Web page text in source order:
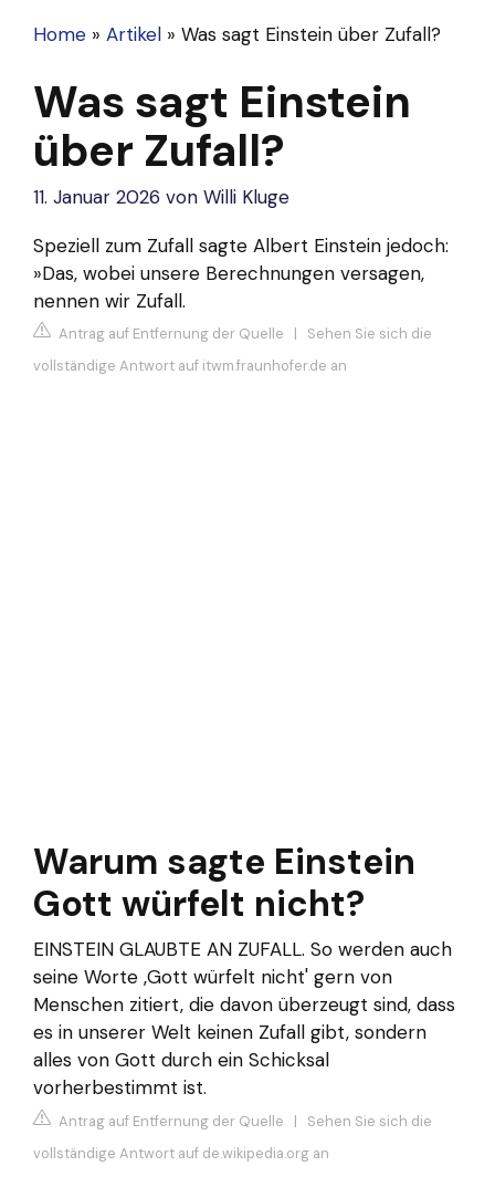
Home » Artikel » Was sagt Einstein über Zufall?
Was sagt Einstein
über Zufall?
11. Januar 2026 von Willi Kluge
Speziell zum Zufall sagte Albert Einstein jedoch:
»Das, wobei unsere Berechnungen versagen,
nennen wir Zufall.
Antrag auf Entfernung der Quelle | Sehen Sie sich die
vollständige Antwort auf itwm.fraunhofer.de an
Warum sagte Einstein
Gott würfelt nicht?
EINSTEIN GLAUBTE AN ZUFALL. So werden auch
seine Worte ‚Gott würfelt nicht' gern von
Menschen zitiert, die davon überzeugt sind, dass
es in unserer Welt keinen Zufall gibt, sondern
alles von Gott durch ein Schicksal
vorherbestimmt ist.
Antrag auf Entfernung der Quelle | Sehen Sie sich die
vollständige Antwort auf de.wikipedia.org an